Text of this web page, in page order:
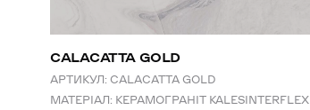
CALACATTA GOLD
АРТИКУЛ: CALACATTA GOLD
МАТЕРІАЛ: КЕРАМОГРАНІТ KALESINTERFLEX